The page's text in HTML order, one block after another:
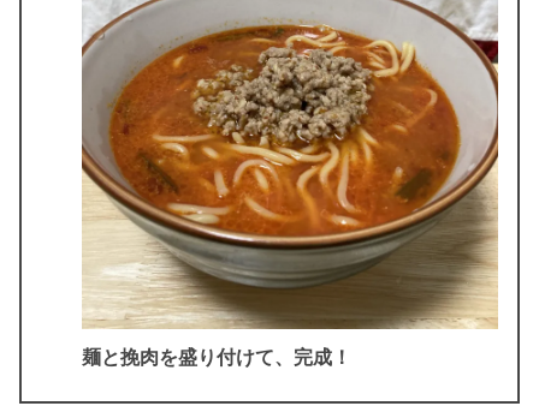
麺と挽肉を盛り付けて、完成！